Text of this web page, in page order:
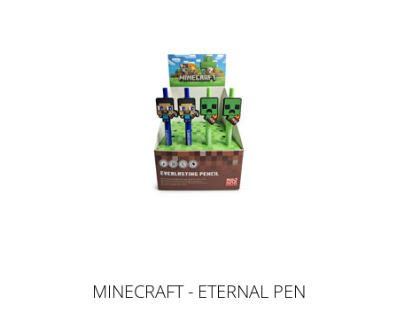
MINECRAFT - ETERNAL PEN